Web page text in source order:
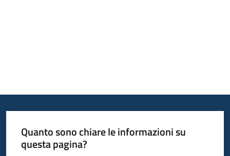
partecipazione
Menu selezionato
Quanto sono chiare le informazioni su
questa pagina?